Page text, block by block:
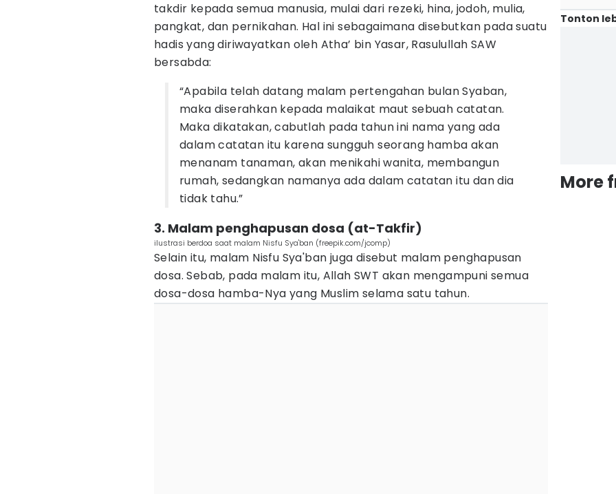
takdir kepada semua manusia, mulai dari rezeki, hina, jodoh, mulia,
pangkat, dan pernikahan. Hal ini sebagaimana disebutkan pada suatu
hadis yang diriwayatkan oleh Atha’ bin Yasar, Rasulullah SAW
bersabda:
“Apabila telah datang malam pertengahan bulan Syaban,
maka diserahkan kepada malaikat maut sebuah catatan.
Maka dikatakan, cabutlah pada tahun ini nama yang ada
dalam catatan itu karena sungguh seorang hamba akan
menanam tanaman, akan menikahi wanita, membangun
rumah, sedangkan namanya ada dalam catatan itu dan dia
tidak tahu.”
3. Malam penghapusan dosa (at-Takfir)
ilustrasi berdoa saat malam Nisfu Sya'ban (freepik.com/jcomp)
Selain itu, malam Nisfu Sya'ban juga disebut malam penghapusan
dosa. Sebab, pada malam itu, Allah SWT akan mengampuni semua
dosa-dosa hamba-Nya yang Muslim selama satu tahun.
Tonton
More